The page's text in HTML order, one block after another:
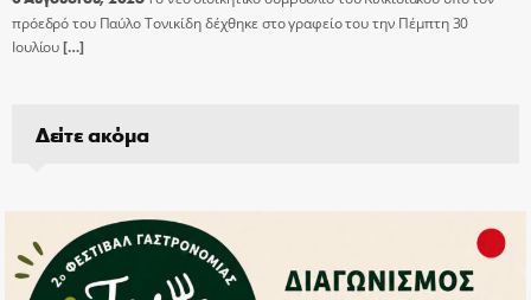
πρόεδρό του Παύλο Τονικίδη δέχθηκε στο γραφείο του την Πέμπτη 30
Ιουλίου[…]
Δείτε ακόμα